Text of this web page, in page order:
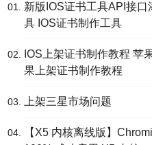
新版IOS证书工具API接
具 IOS证书制作工具
IOS上架证书制作教程 苹
果上架证书制作教程
上架三星市场问题
【X5 内核离线版】